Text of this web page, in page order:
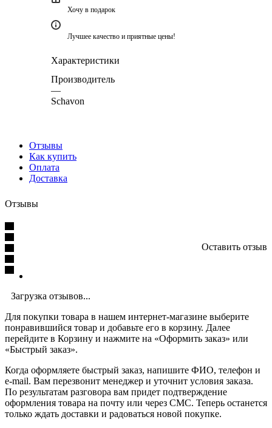
Хочу в подарок
Лучшее качество и приятные цены!
Характеристики
Производитель
—
Schavon
Отзывы
Как купить
Оплата
Доставка
Отзывы
Оставить отзыв
Загрузка отзывов...
Для покупки товара в нашем интернет-магазине выберите
понравившийся товар и добавьте его в корзину. Далее
перейдите в Корзину и нажмите на «Оформить заказ» или
«Быстрый заказ».
Когда оформляете быстрый заказ, напишите ФИО, телефон и
e-mail. Вам перезвонит менеджер и уточнит условия заказа.
По результатам разговора вам придет подтверждение
оформления товара на почту или через СМС. Теперь останется
только ждать доставки и радоваться новой покупке.